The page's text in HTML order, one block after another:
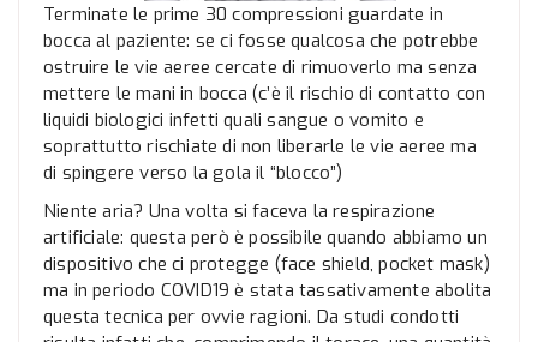
Terminate le prime 30 compressioni guardate in
bocca al paziente: se ci fosse qualcosa che potrebbe
ostruire le vie aeree cercate di rimuoverlo ma senza
mettere le mani in bocca (c’è il rischio di contatto con
liquidi biologici infetti quali sangue o vomito e
soprattutto rischiate di non liberarle le vie aeree ma
di spingere verso la gola il “blocco”)
Niente aria? Una volta si faceva la respirazione
artificiale: questa però è possibile quando abbiamo un
dispositivo che ci protegge (face shield, pocket mask)
ma in periodo COVID19 è stata tassativamente abolita
questa tecnica per ovvie ragioni. Da studi condotti